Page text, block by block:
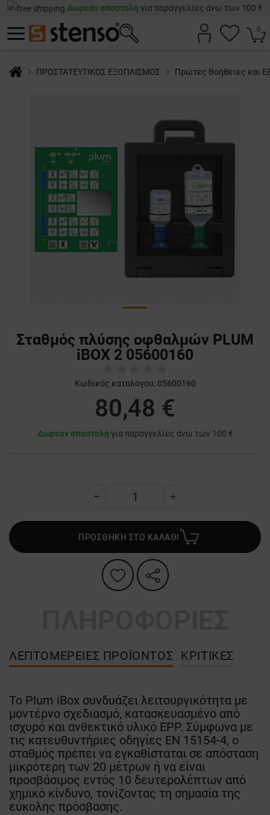
Δωρεάν αποστολή για παραγγελίες άνω των 100 €
0
ΠΡΟΣΤΑΤΕΥΤΙΚΟΣ ΕΞΟΠΛΙΣΜΟΣ Πρώτες Βοήθειες και
Σταθμός πλύσης οφθαλμών PLUM
iBOX 2 05600160
Κωδικός καταλόγου: 05600160
80,48 €
Δωρεάν αποστολή για παραγγελίες άνω των 100 €
ΠΡΟΣΘΗΚΗ ΣΤΟ ΚΑΛΑΘΙ
ΛΕΠΤΟΜΈΡΕΙΕΣ ΠΡΟΪΌΝΤΟΣ ΚΡΙΤΙΚΈΣ
Το Plum iBox συνδυάζει λειτουργικότητα με
μοντέρνο σχεδιασμό, κατασκευασμένο από
ισχυρό και ανθεκτικό υλικό EPP. Σύμφωνα με
τις κατευθυντήριες οδηγίες EN 15154-4, ο
σταθμός πρέπει να εγκαθίσταται σε απόσταση
μικρότερη των 20 μέτρων ή να είναι
προσβάσιμος εντός 10 δευτερολέπτων από
χημικό κίνδυνο, τονίζοντας τη σημασία της
εύκολης πρόσβασης.